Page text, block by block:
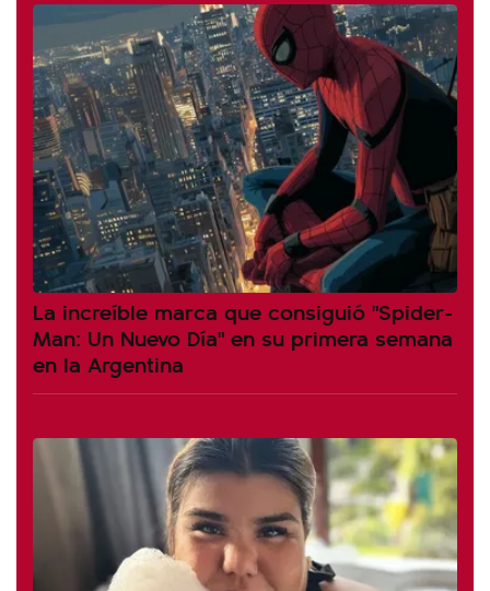
La increíble marca que consiguió "Spider-
Man: Un Nuevo Día" en su primera semana
en la Argentina